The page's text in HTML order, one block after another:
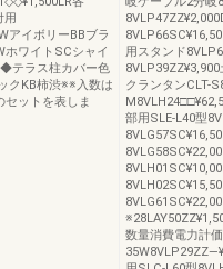
用
アイボリーBBブラ
ワイトSCシャイ
テラス柱カバー色
クKB柿渋※※入数は
セットを表しま
用スタンド
クランタンCLT-
部用SLE-L40型
数量消費電力計